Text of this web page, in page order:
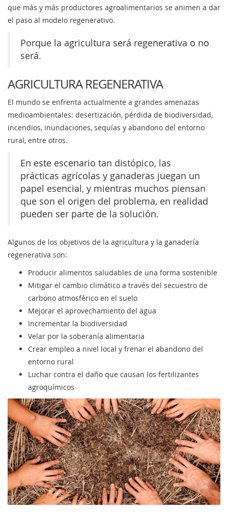
que más y más productores agroalimentarios se animen a dar
el paso al modelo regenerativo.
Porque la agricultura será regenerativa o no
será.
AGRICULTURA REGENERATIVA
El mundo se enfrenta actualmente a grandes amenazas
medioambientales: desertización, pérdida de biodiversidad,
incendios, inundaciones, sequías y abandono del entorno
rural, entre otros.
En este escenario tan distópico, las
prácticas agrícolas y ganaderas juegan un
papel esencial, y mientras muchos piensan
que son el origen del problema, en realidad
pueden ser parte de la solución.
Algunos de los objetivos de la agricultura y la ganadería
regenerativa son:
Producir alimentos saludables de una forma sostenible
Mitigar el cambio climático a través del secuestro de
carbono atmosférico en el suelo
Mejorar el aprovechamiento del agua
Incrementar la biodiversidad
Velar por la soberanía alimentaria
Crear empleo a nivel local y frenar el abandono del
entorno rural
Luchar contra el daño que causan los fertilizantes
agroquímicos